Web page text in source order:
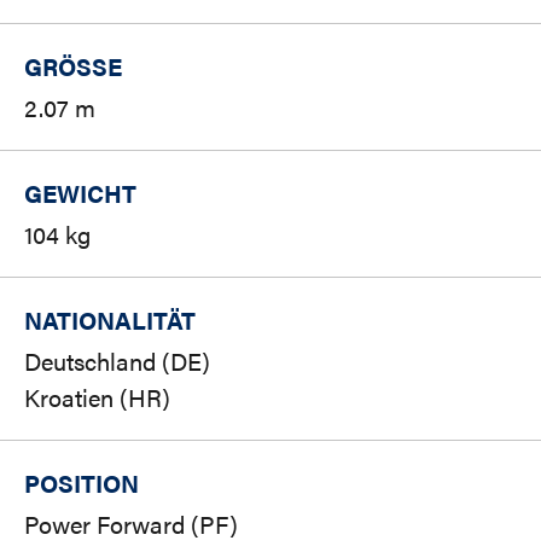
GRÖSSE
2.07 m
GEWICHT
104 kg
NATIONALITÄT
Deutschland (DE)
Kroatien (HR)
POSITION
Power Forward (PF)